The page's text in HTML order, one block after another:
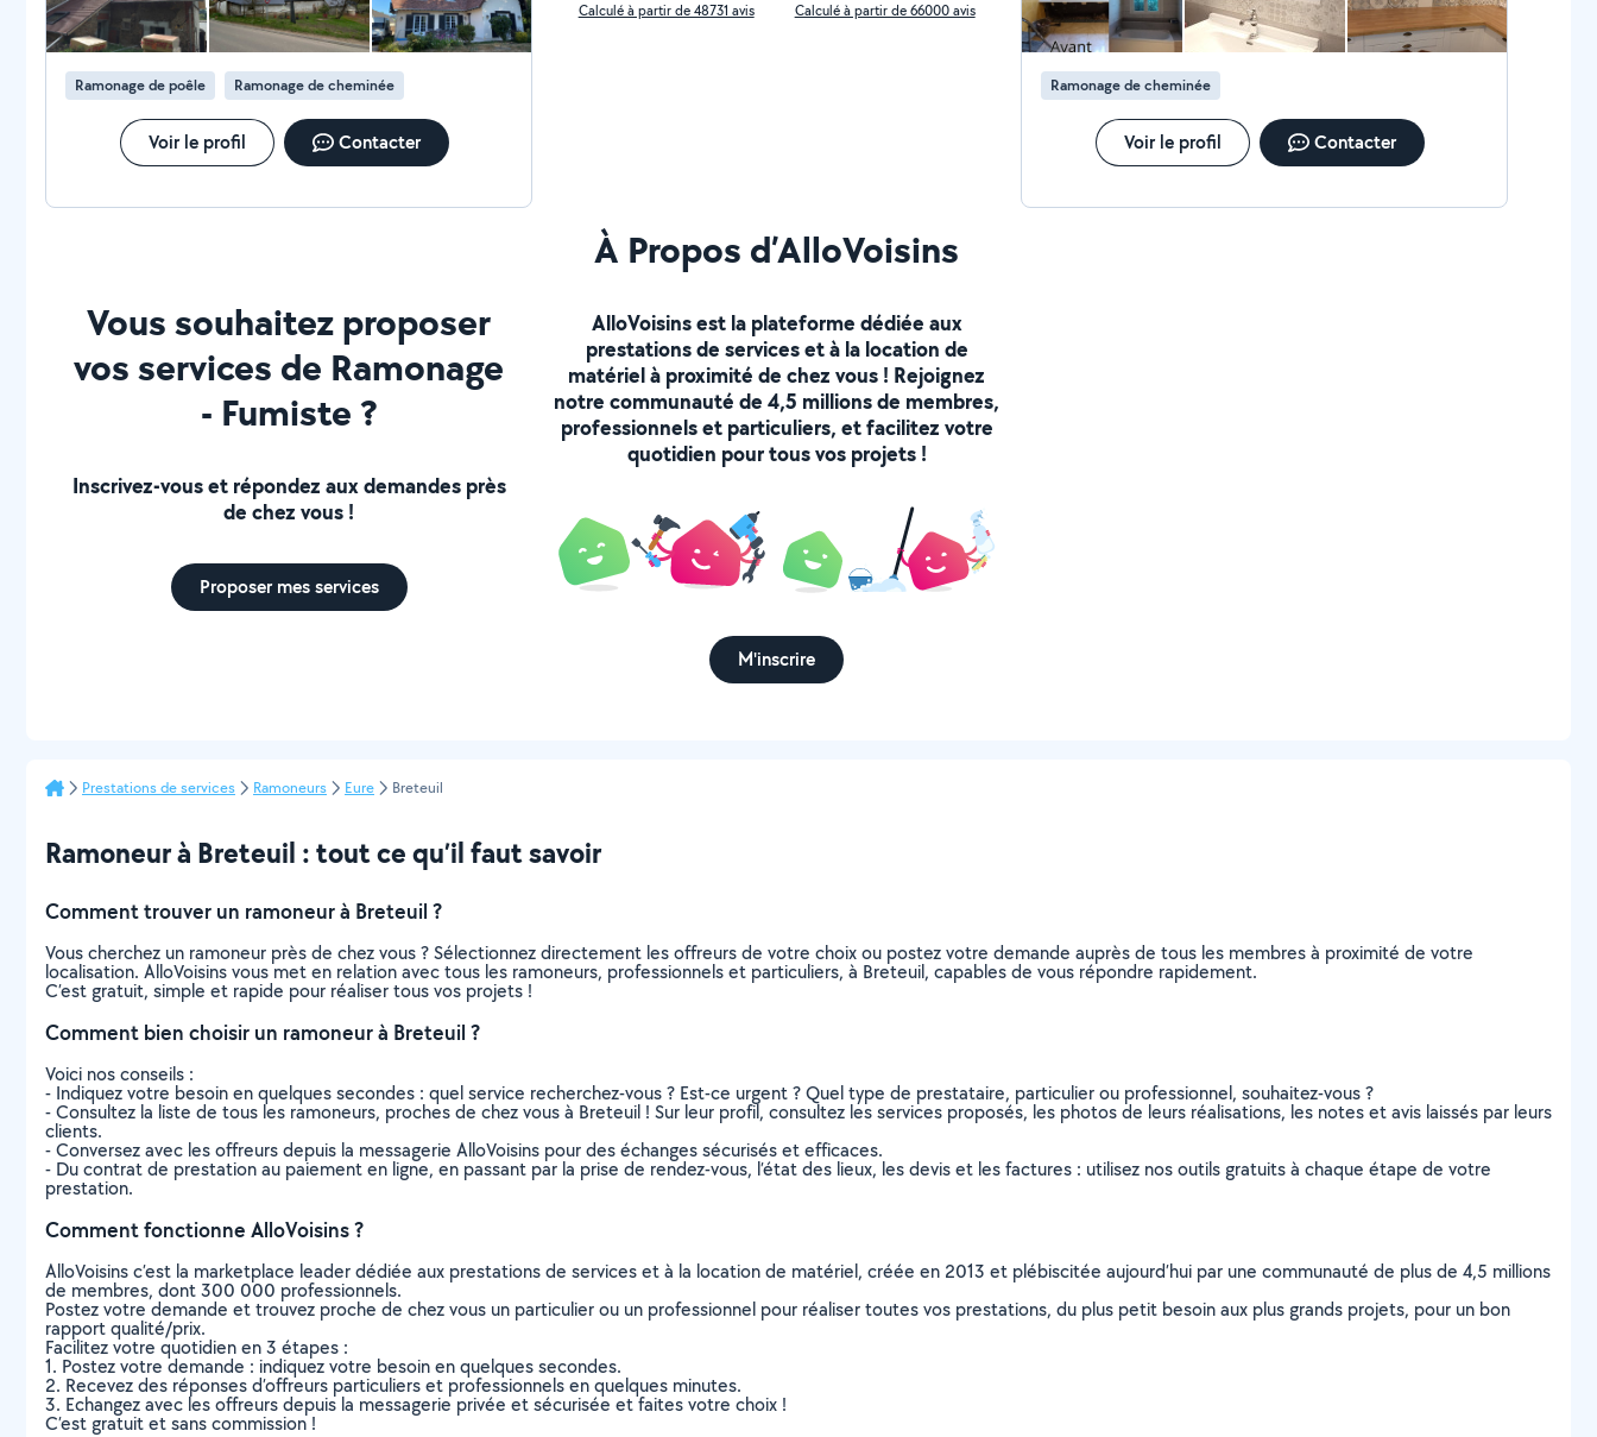
Ramonage de poêle Ramonage de cheminée
Voir le profil Contacter
Calculé à partir de 48731 avis Calculé à partir de 66000 avis
Ramonage de cheminée
Voir le profil Contacter
Vous souhaitez proposer
vos services de Ramonage
- Fumiste ?
Inscrivez-vous et répondez aux demandes près
de chez vous !
Proposer mes services
À Propos d’AlloVoisins
AlloVoisins est la plateforme dédiée aux
prestations de services et à la location de
matériel à proximité de chez vous ! Rejoignez
notre communauté de 4,5 millions de membres,
professionnels et particuliers, et facilitez votre
quotidien pour tous vos projets !
M'inscrire
Prestations de services Ramoneurs Eure Breteuil
Ramoneur à Breteuil : tout ce qu’il faut savoir
Comment trouver un ramoneur à Breteuil ?
Vous cherchez un ramoneur près de chez vous ? Sélectionnez directement les offreurs de votre choix ou postez votre demande auprès de tous les membres à proximité de votre
localisation. AlloVoisins vous met en relation avec tous les ramoneurs, professionnels et particuliers, à Breteuil, capables de vous répondre rapidement.
C’est gratuit, simple et rapide pour réaliser tous vos projets !
Comment bien choisir un ramoneur à Breteuil ?
Voici nos conseils :
- Indiquez votre besoin en quelques secondes : quel service recherchez-vous ? Est-ce urgent ? Quel type de prestataire, particulier ou professionnel, souhaitez-vous ?
- Consultez la liste de tous les ramoneurs, proches de chez vous à Breteuil ! Sur leur profil, consultez les services proposés, les photos de leurs réalisations, les notes et avis laissés par leurs
clients.
- Conversez avec les offreurs depuis la messagerie AlloVoisins pour des échanges sécurisés et efficaces.
- Du contrat de prestation au paiement en ligne, en passant par la prise de rendez-vous, l’état des lieux, les devis et les factures : utilisez nos outils gratuits à chaque étape de votre
prestation.
Comment fonctionne AlloVoisins ?
AlloVoisins c’est la marketplace leader dédiée aux prestations de services et à la location de matériel, créée en 2013 et plébiscitée aujourd’hui par une communauté de plus de 4,5 millions
de membres, dont 300 000 professionnels.
Postez votre demande et trouvez proche de chez vous un particulier ou un professionnel pour réaliser toutes vos prestations, du plus petit besoin aux plus grands projets, pour un bon
rapport qualité/prix.
Facilitez votre quotidien en 3 étapes :
1. Postez votre demande : indiquez votre besoin en quelques secondes.
2. Recevez des réponses d’offreurs particuliers et professionnels en quelques minutes.
3. Echangez avec les offreurs depuis la messagerie privée et sécurisée et faites votre choix !
C’est gratuit et sans commission !